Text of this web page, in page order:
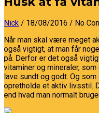
Nick / 18/08/2016 / No
Når man skal være meget
også vigtigt, at man får
på. Derfor er det også
vitaminer og mineraler,
lave sundt og godt. Og
opretholde et aktiv livsstil.
end hvad man normalt